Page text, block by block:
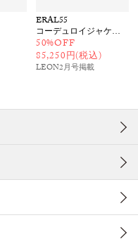
ERAL55
コーデュロイジャケット
50%OFF
85,250円(税込)
LEON2月号掲載